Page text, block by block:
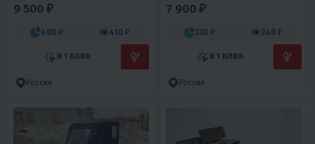
9 500 ₽
400 ₽ 410 ₽
В 1 КЛИК
Россия
7 900 ₽
330 ₽ 340 ₽
В 1 КЛИК
Россия